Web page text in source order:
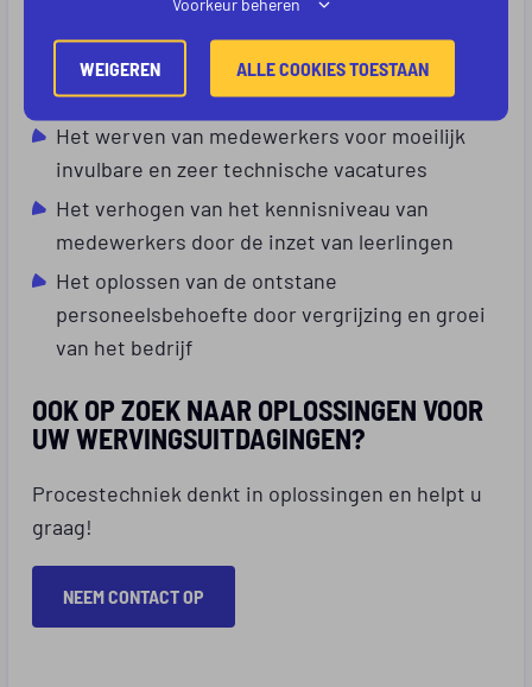
Procestechniek.nl helpt Indupac met het
oplossen van de volgende
wervingsvraagstukken:
Het werven van medewerkers voor moeilijk
invulbare en zeer technische vacatures
Het verhogen van het kennisniveau van
medewerkers door de inzet van leerlingen
Het oplossen van de ontstane
personeelsbehoefte door vergrijzing en groei
van het bedrijf
OOK OP ZOEK NAAR OPLOSSINGEN VOOR
UW WERVINGSUITDAGINGEN?
Procestechniek denkt in oplossingen en helpt u
graag!
NEEM CONTACT OP
WEIGEREN ALLE COOKIES TOESTAAN